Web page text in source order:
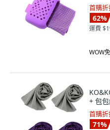
首購
62%
運費
WOW
+ 包
首購
71%